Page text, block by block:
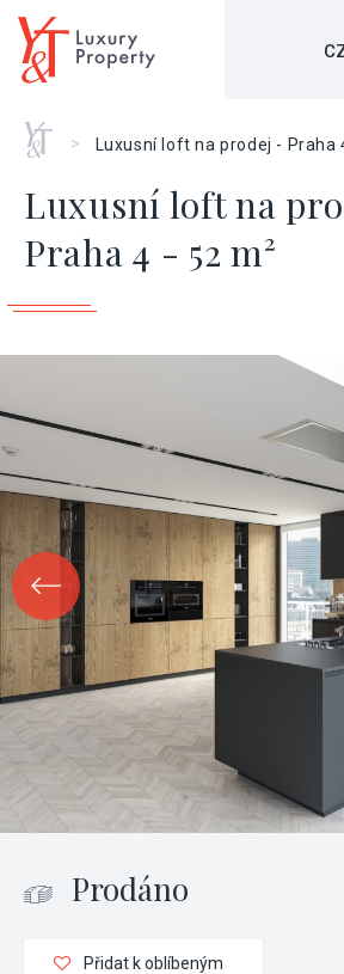
Home
> Luxusní loft na prodej - Praha
Luxusní loft na
Praha 4 - 52 m²
Prodáno
Přidat k oblíbeným